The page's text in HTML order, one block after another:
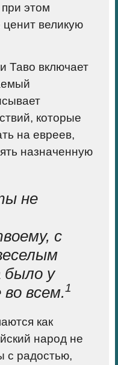
этом
ценит великую
Таво включает
которые
на евреев,
назначенную
не
с
было у
всем.1
как
народ не
с радостью,